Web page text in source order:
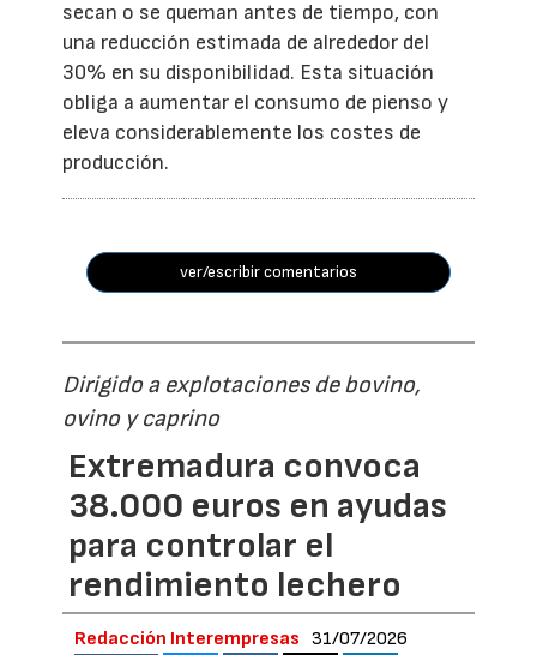
secan o se queman antes de tiempo, con
una reducción estimada de alrededor del
30% en su disponibilidad. Esta situación
obliga a aumentar el consumo de pienso y
eleva considerablemente los costes de
producción.
ver/escribir comentarios
Dirigido a explotaciones de bovino,
ovino y caprino
Extremadura convoca
38.000 euros en ayudas
para controlar el
rendimiento lechero
Redacción Interempresas 31/07/2026